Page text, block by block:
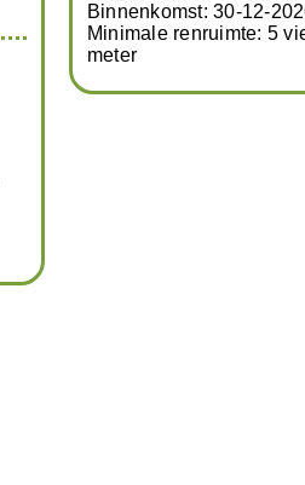
Binnenkomst: 30-12-
Minimale renruimte: 5
meter